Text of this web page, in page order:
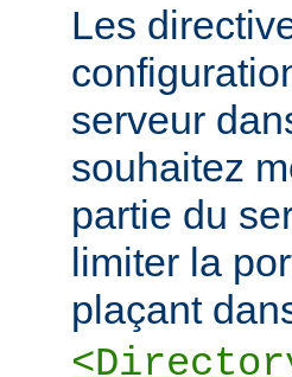
Les
serveur
souhaitez
partie du
limiter la
plaçant